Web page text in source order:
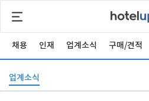
채용 인재 업계소식 구매/견적
업계소식